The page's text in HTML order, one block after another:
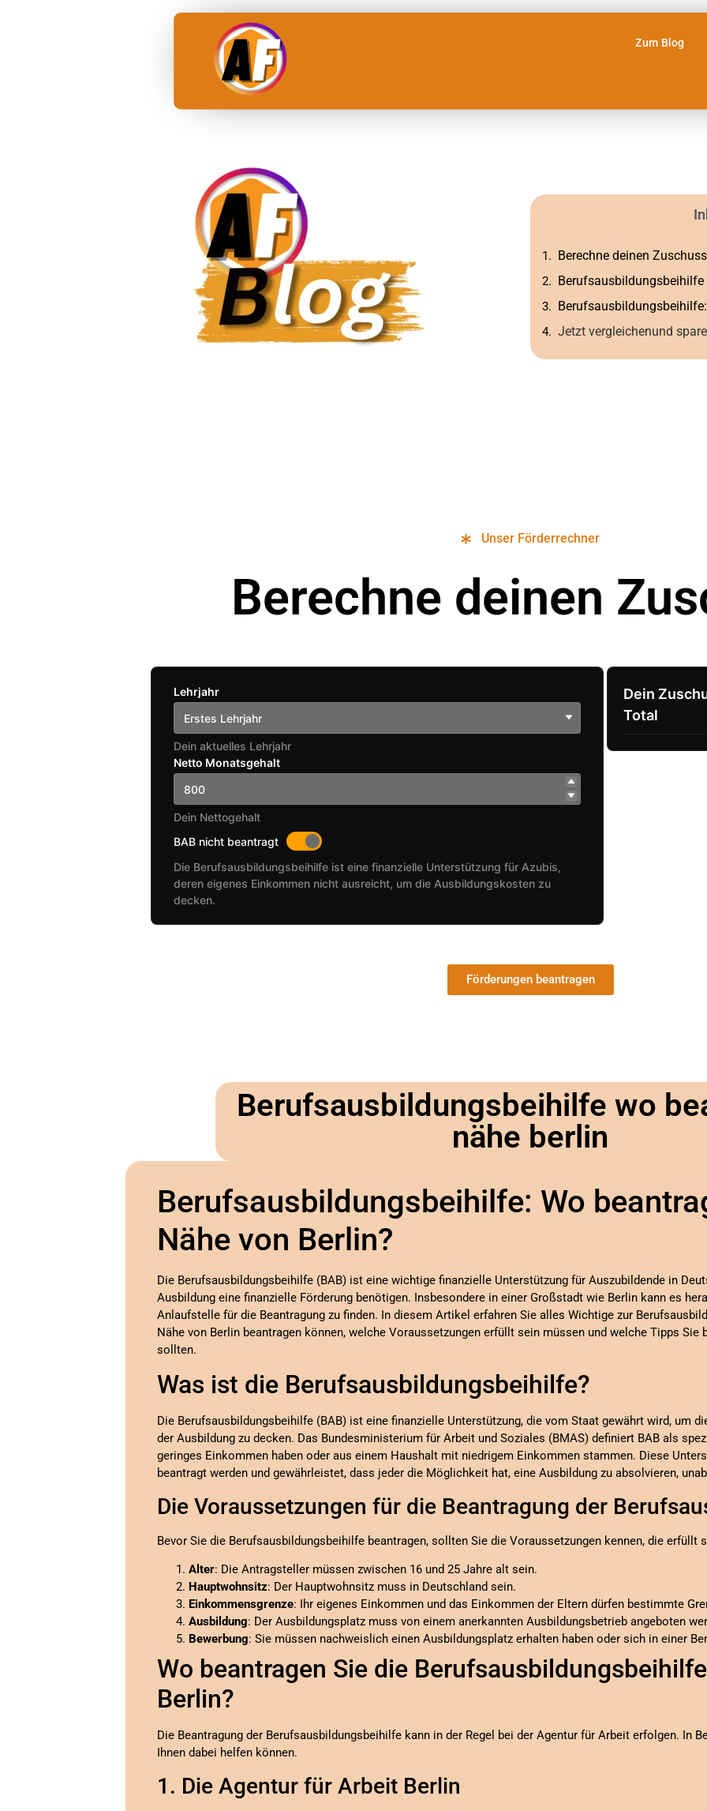
Zum Blog
Berechne deinen Zuschuss
Jetzt vergleichenund
Unser Förderrechner
Berechne deinen
Lehrjahr
Erstes Lehrjahr
Dein aktuelles Lehrjahr
Netto Monatsgehalt
Dein Nettogehalt
BAB nicht beantragt
Die Berufsausbildungsbeihilfe ist eine finanzielle Unterstützung für Azubis,
deren eigenes Einkommen nicht ausreicht, um die Ausbildungskosten zu
decken.
Dein
Total
Förderungen beantragen
Berufsausbildungsbeihilfe wo
nähe berlin
Berufsausbildungsbeihilfe: Wo
Nähe von Berlin?
Die Berufsausbildungsbeihilfe (BAB) ist eine wichtige finanzielle Unterstützung für Auszubildende in
Ausbildung eine finanzielle Förderung benötigen. Insbesondere in einer Großstadt wie Berlin kann es
Anlaufstelle für die Beantragung zu finden. In diesem Artikel erfahren Sie alles Wichtige zur
Nähe von Berlin beantragen können, welche Voraussetzungen erfüllt sein müssen und welche Tipps Sie
sollten.
Was ist die Berufsausbildungsbeihilfe?
Die Berufsausbildungsbeihilfe (BAB) ist eine finanzielle Unterstützung, die vom Staat gewährt wird, um
der Ausbildung zu decken. Das Bundesministerium für Arbeit und Soziales (BMAS) definiert BAB als
geringes Einkommen haben oder aus einem Haushalt mit niedrigem Einkommen stammen. Diese
beantragt werden und gewährleistet, dass jeder die Möglichkeit hat, eine Ausbildung zu absolvieren,
Die Voraussetzungen für die Beantragung der
Bevor Sie die Berufsausbildungsbeihilfe beantragen, sollten Sie die Voraussetzungen kennen, die erfüllt
Alter: Die Antragsteller müssen zwischen 16 und 25 Jahre alt sein.
Hauptwohnsitz: Der Hauptwohnsitz muss in Deutschland sein.
Einkommensgrenze: Ihr eigenes Einkommen und das Einkommen der Eltern dürfen bestimmte
Ausbildung: Der Ausbildungsplatz muss von einem anerkannten Ausbildungsbetrieb angeboten
Bewerbung: Sie müssen nachweislich einen Ausbildungsplatz erhalten haben oder sich in einer
Wo beantragen Sie die
Berlin?
Die Beantragung der Berufsausbildungsbeihilfe kann in der Regel bei der Agentur für Arbeit erfolgen. In
Ihnen dabei helfen können.
1. Die Agentur für Arbeit Berlin